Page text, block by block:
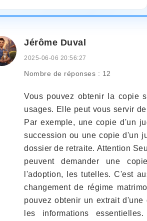
Jérôme Duval
2025-06-06 20:56:27
Nombre de réponses : 12
Vous pouvez obtenir la copie
usages. Elle peut vous servir
Par exemple, une copie d'un
succession ou une copie d'un
dossier de retraite. Attention
peuvent demander une
l'adoption, les tutelles. C'est
changement de régime
pouvez obtenir un extrait
les informations